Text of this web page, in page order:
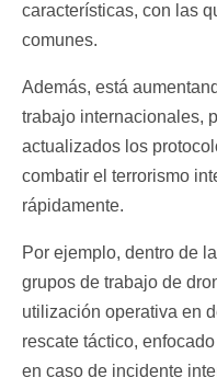
características, con las
comunes.
Además, está
trabajo internacionales,
actualizados los
combatir el terrorismo
rápidamente.
Por ejemplo, dentro de
grupos de trabajo de
utilización operativa en
rescate táctico,
en caso de incidente